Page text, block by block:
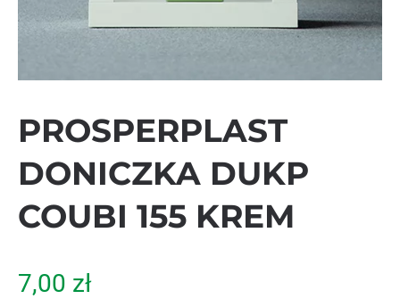
PROSPERPLAST
DONICZKA DUKP
COUBI 155 KREM
7,00 zł